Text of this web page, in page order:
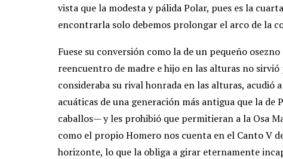
vista que la modesta y pálida Polar, pues es la
encontrarla solo debemos prolongar el arco de la
Fuese su conversión como la de un pequeño
reencuentro de madre e hijo en las alturas no
consideraba su rival honrada en las alturas, acudió
acuáticas de una generación más antigua que la
caballos— y les prohibió que permitieran a la Osa
como el propio Homero nos cuenta en el Canto V
horizonte, lo que la obliga a girar eternamente